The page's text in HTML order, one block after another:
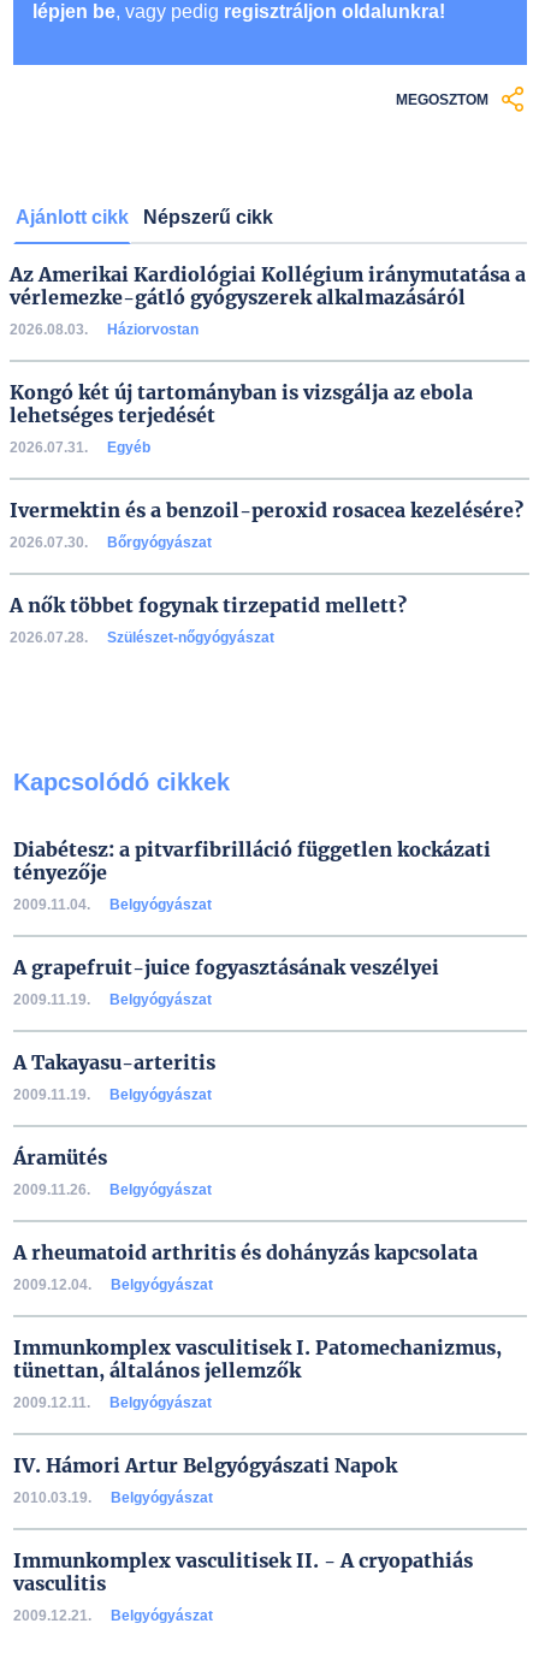
lépjen be, vagy pedig regisztráljon oldalunkra!
MEGOSZTOM
Ajánlott cikk Népszerű cikk
Az Amerikai Kardiológiai Kollégium iránymutatása a
vérlemezke-gátló gyógyszerek alkalmazásáról
2026.08.03. Háziorvostan
Kongó két új tartományban is vizsgálja az ebola
lehetséges terjedését
2026.07.31. Egyéb
Ivermektin és a benzoil-peroxid rosacea kezelésére?
2026.07.30. Bőrgyógyászat
A nők többet fogynak tirzepatid mellett?
2026.07.28. Szülészet-nőgyógyászat
Kapcsolódó cikkek
Diabétesz: a pitvarfibrilláció független kockázati
tényezője
2009.11.04. Belgyógyászat
A grapefruit-juice fogyasztásának veszélyei
2009.11.19. Belgyógyászat
A Takayasu-arteritis
2009.11.19. Belgyógyászat
Áramütés
2009.11.26. Belgyógyászat
A rheumatoid arthritis és dohányzás kapcsolata
2009.12.04. Belgyógyászat
Immunkomplex vasculitisek I. Patomechanizmus,
tünettan, általános jellemzők
2009.12.11. Belgyógyászat
IV. Hámori Artur Belgyógyászati Napok
2010.03.19. Belgyógyászat
Immunkomplex vasculitisek II. - A cryopathiás
vasculitis
2009.12.21. Belgyógyászat